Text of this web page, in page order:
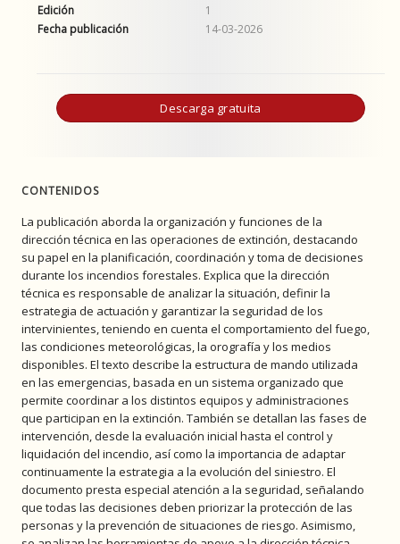
Edición
1
Fecha publicación
14-03-2026
Descarga gratuita
CONTENIDOS
La publicación aborda la organización y funciones de la
dirección técnica en las operaciones de extinción, destacando
su papel en la planificación, coordinación y toma de decisiones
durante los incendios forestales. Explica que la dirección
técnica es responsable de analizar la situación, definir la
estrategia de actuación y garantizar la seguridad de los
intervinientes, teniendo en cuenta el comportamiento del fuego,
las condiciones meteorológicas, la orografía y los medios
disponibles. El texto describe la estructura de mando utilizada
en las emergencias, basada en un sistema organizado que
permite coordinar a los distintos equipos y administraciones
que participan en la extinción. También se detallan las fases de
intervención, desde la evaluación inicial hasta el control y
liquidación del incendio, así como la importancia de adaptar
continuamente la estrategia a la evolución del siniestro. El
documento presta especial atención a la seguridad, señalando
que todas las decisiones deben priorizar la protección de las
personas y la prevención de situaciones de riesgo. Asimismo,